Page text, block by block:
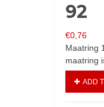
92
€0,76
Maatring
maatring
ADD